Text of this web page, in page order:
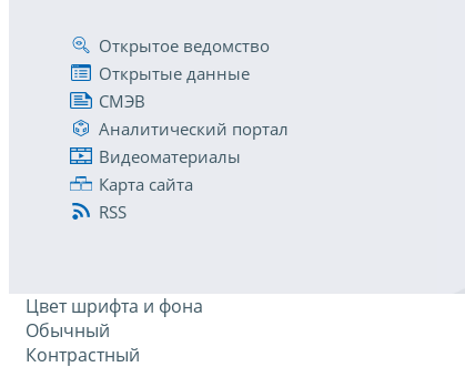
Открытое ведомство
Открытые данные
СМЭВ
Аналитический портал
Видеоматериалы
Карта сайта
RSS
Цвет шрифта и фона
Обычный
Контрастный